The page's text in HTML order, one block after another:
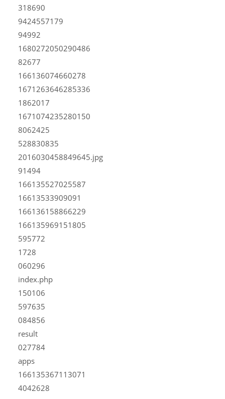
318690
9424557179
94992
1680272050290486
82677
166136074660278
1671263646285336
1862017
1671074235280150
8062425
528830835
2016030458849645.jpg
91494
166135527025587
16613533909091
166136158866229
166135969151805
595772
1728
060296
index.php
150106
597635
084856
result
027784
apps
166135367113071
4042628